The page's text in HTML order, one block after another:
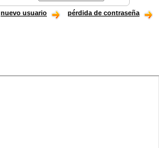
nuevo usuario pérdida de contraseña